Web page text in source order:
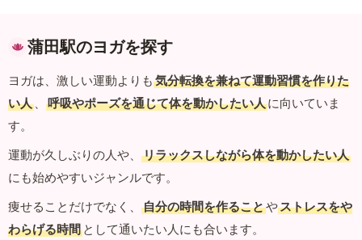
蒲田駅のヨガを探す
ヨガは、激しい運動よりも 気分転換を兼ねて運動習慣を作りた
い人 、 呼吸やポーズを通じて体を動かしたい人に向いていま
す。
運動が久しぶりの人や、
リラックスしながら体を動かしたい人
にも始めやすいジャンルです。
痩せることだけでなく、
自分の時間を作ることやストレスをや
わらげる時間 として通いたい人にも合います。